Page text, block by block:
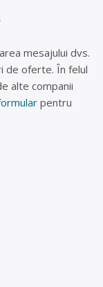
mesajului dvs.
de oferte. În felul
alte companii
pentru